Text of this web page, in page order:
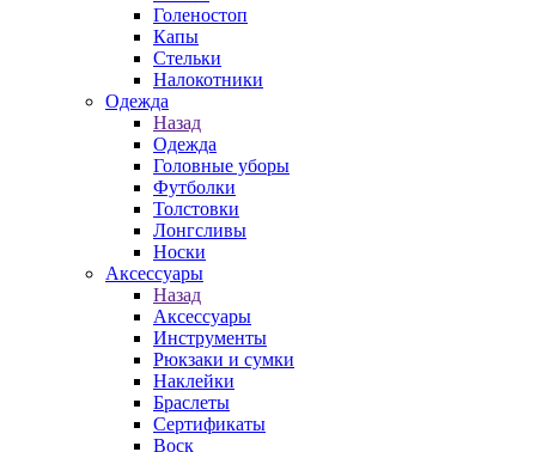
Голеностоп
Капы
Стельки
Налокотники
Одежда
Назад
Одежда
Головные уборы
Футболки
Толстовки
Лонгсливы
Носки
Аксессуары
Назад
Аксессуары
Инструменты
Рюкзаки и сумки
Наклейки
Браслеты
Сертификаты
Воск